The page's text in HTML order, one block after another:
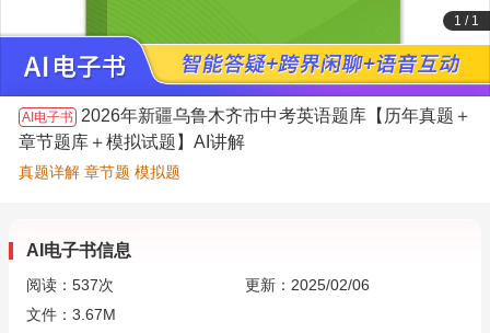
1 / 1
AI电子书 2026年新疆乌鲁木齐市中考英语题库【历年真题＋
章节题库＋模拟试题】AI讲解
真题详解 章节题 模拟题
AI电子书信息
阅读： 537次
更新：2025/02/06
文件：3.67M